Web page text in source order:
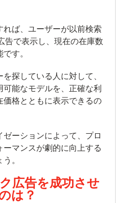
ば、ユーザーが以前検索
告で表示し、現在の在庫数
す。
探している人に対して、
能なモデルを、正確な利
価格とともに表示できるの
ーションによって、プロ
マンスが劇的に向上する
。
広告を成功させ
は？